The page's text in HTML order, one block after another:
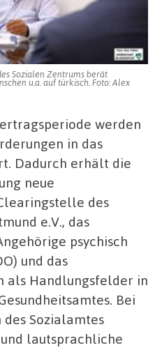
Sozialen Zentrums berät
u.a. auf türkisch. Foto: Alex
werden
in das
Dadurch erhält die
neue
des
e.V., das
psychisch
und das
als Handlungsfelder in
Bei
Sozialamtes
lautsprachliche